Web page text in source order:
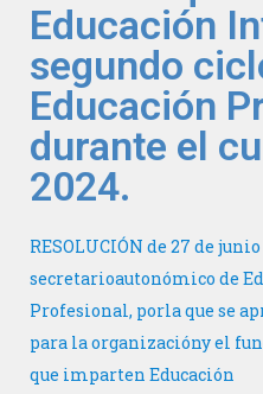
Educación
segundo
Educación
durante el
2024.
RESOLUCIÓN de 27 de
secretarioautonómico de
Profesional, porla que se
para la organizacióny el
que imparten Educación